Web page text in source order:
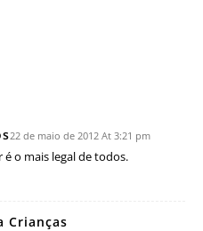
22 de maio de 2012 At 3:21 pm
é o mais legal de todos.
Crianças